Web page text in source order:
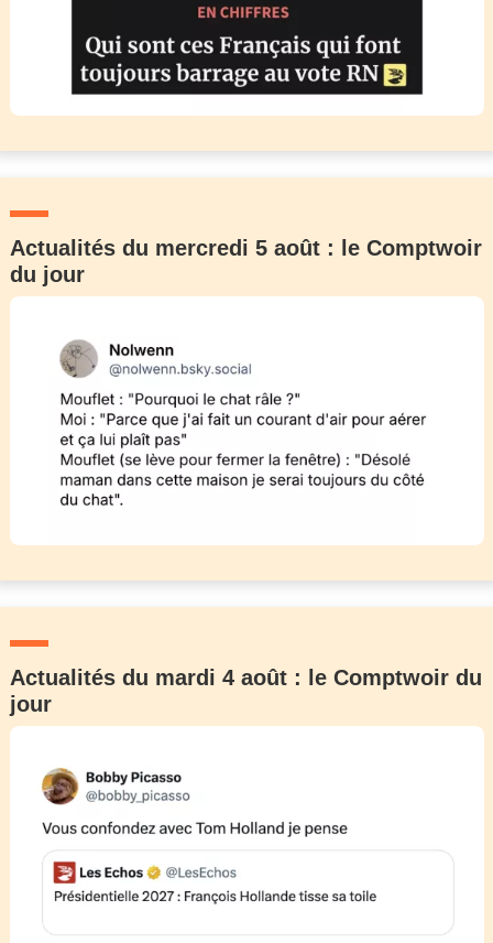
Actualités du mercredi 5 août : le Comptwoir
du jour
Actualités du mardi 4 août : le Comptwoir du
jour